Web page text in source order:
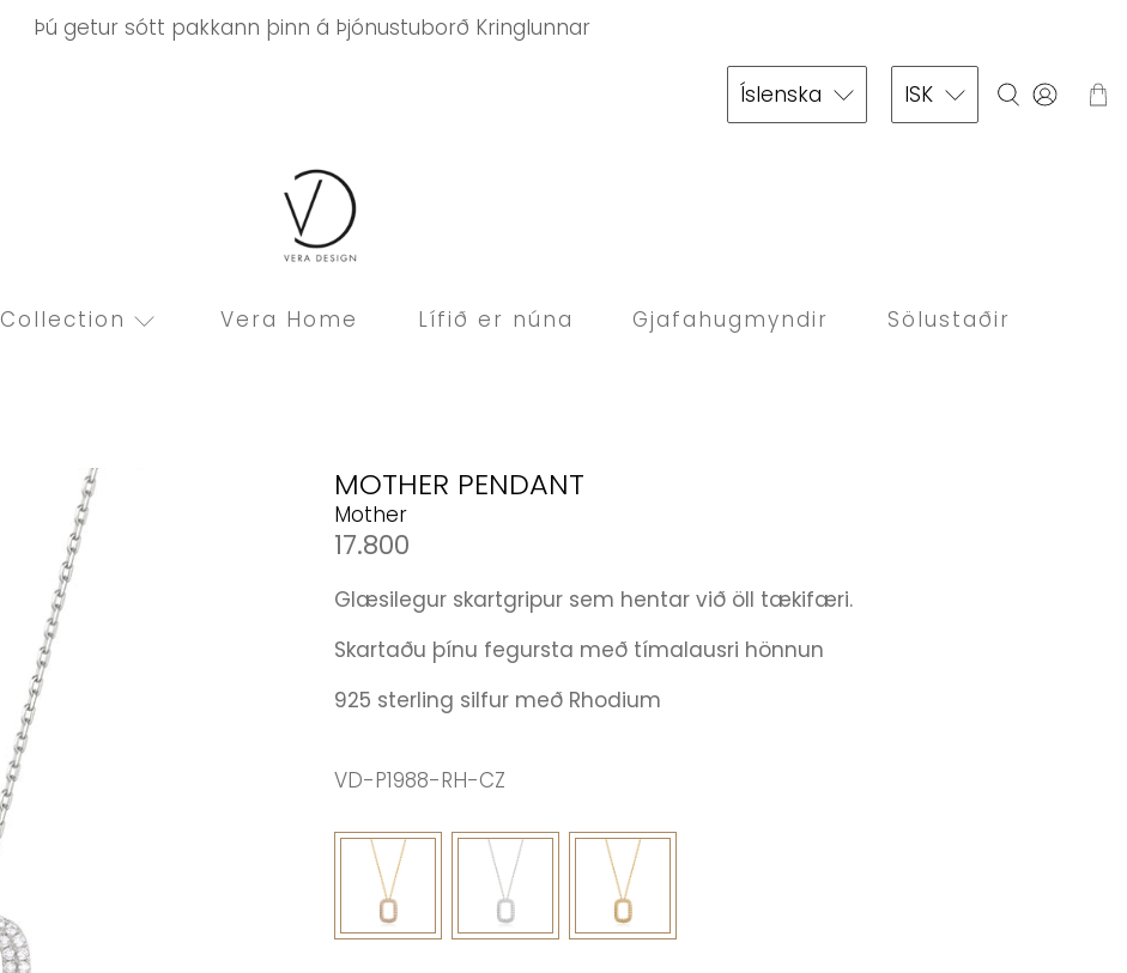
Þú getur sótt pakkann þinn á Þjónustuborð Kringlunnar
Íslenska ISK
Collection Vera Home Lífið er núna Gjafahugmyndir Sölustaðir
MOTHER PENDANT
Mother
17.800
Glæsilegur skartgripur sem hentar við öll tækifæri.
Skartaðu þínu fegursta með tímalausri hönnun
925 sterling silfur með Rhodium
VD-P1988-RH-CZ